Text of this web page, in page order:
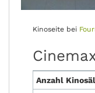
Kinoseite bei
Anzahl